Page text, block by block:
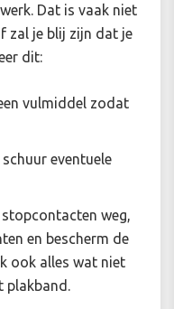
Dat is vaak niet
zal je blij zijn dat je
dit:
vulmiddel zodat
eventuele
weg,
en bescherm de
ook alles wat niet
plakband.